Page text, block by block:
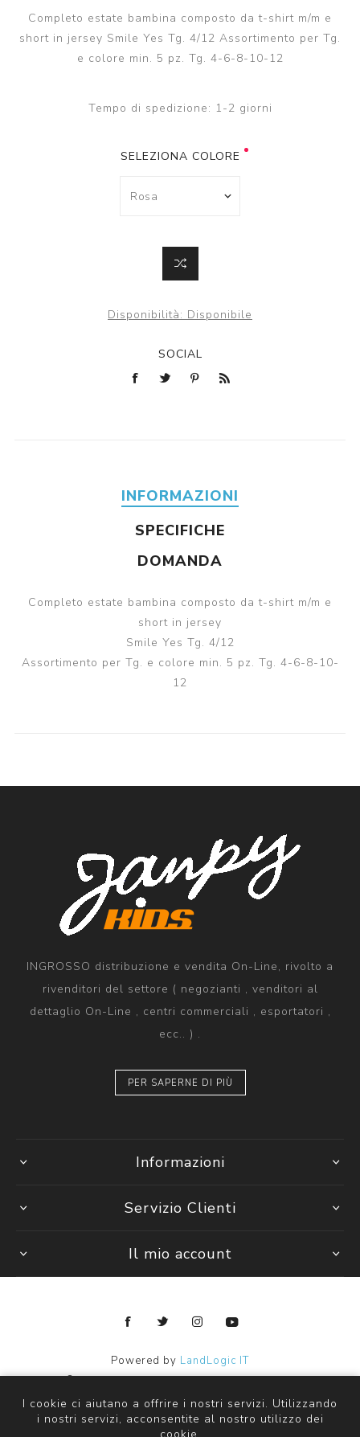
Completo estate bambina composto da t-shirt m/m e
short in jersey Smile Yes Tg. 4/12 Assortimento per Tg.
e colore min. 5 pz. Tg. 4-6-8-10-12
Tempo di spedizione: 1-2 giorni
SELEZIONA COLORE
Disponibilità: Disponibile
SOCIAL
INFORMAZIONI
SPECIFICHE
DOMANDA
Completo estate bambina composto da t-shirt m/m e
short in jersey
Smile Yes Tg. 4/12
Assortimento per Tg. e colore min. 5 pz. Tg. 4-6-8-10-
12
INGROSSO distribuzione e vendita On-Line, rivolto a
rivenditori del settore ( negozianti , venditori al
dettaglio On-Line , centri commerciali , esportatori ,
ecc.. ) .
PER SAPERNE DI PIÙ
Informazioni
Servizio Clienti
Il mio account
Powered by LandLogic IT
Copyright © 2026 Janpy Kids ingrosso abbigliamento bambini.
Tutti i diritti riservati
I cookie ci aiutano a offrire i nostri servizi. Utilizzando
i nostri servizi, acconsentite al nostro utilizzo dei